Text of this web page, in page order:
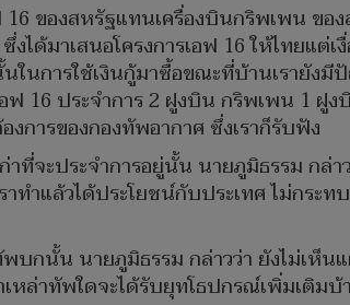
ของสหรัฐแทนเครื่องบินกริพเพน ขอ
มาเสนอโครงการเอฟ 16 ให้ไทยแต่เ
นการใช้เงินกู้มาซื้อขณะที่บ้านเรายังมี
16 ประจำการ 2 ฝูงบิน กริพเพน 1 ฝู
งการของกองทัพอากาศ ซึ่งเราก็รับฟัง
จะประจำการอยู่นั้น นายภูมิธรรม กล่า
าทำแล้วได้ประโยชน์กับประเทศ ไม่กร
บกนั้น นายภูมิธรรม กล่าวว่า ยังไม่เห็
หล่าทัพใดจะได้รับยุทโธปกรณ์เพิ่มเติมบ้